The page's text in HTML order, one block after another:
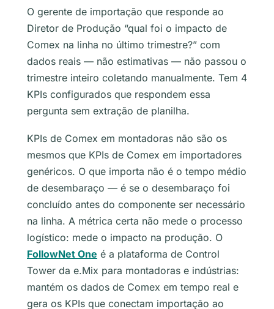
O gerente de importação que responde ao
Diretor de Produção “qual foi o impacto de
Comex na linha no último trimestre?” com
dados reais — não estimativas — não passou o
trimestre inteiro coletando manualmente. Tem 4
KPIs configurados que respondem essa
pergunta sem extração de planilha.
KPIs de Comex em montadoras não são os
mesmos que KPIs de Comex em importadores
genéricos. O que importa não é o tempo médio
de desembaraço — é se o desembaraço foi
concluído antes do componente ser necessário
na linha. A métrica certa não mede o processo
logístico: mede o impacto na produção. O
FollowNet One é a plataforma de Control
Tower da e.Mix para montadoras e indústrias:
mantém os dados de Comex em tempo real e
gera os KPIs que conectam importação ao